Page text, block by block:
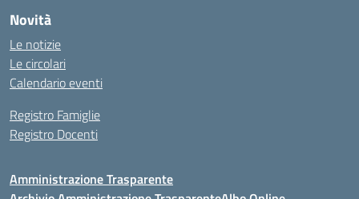
Novità
Le notizie
Le circolari
Calendario eventi
Registro Famiglie
Registro Docenti
Amministrazione Trasparente